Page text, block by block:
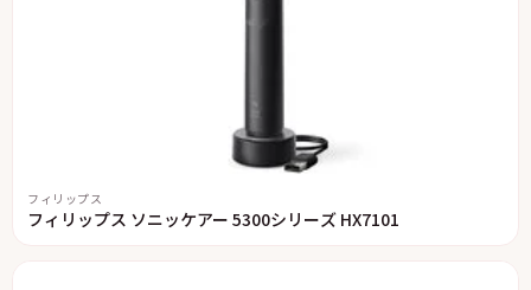
フィリップス
フィリップス ソニッケアー 5300シリーズ HX7101